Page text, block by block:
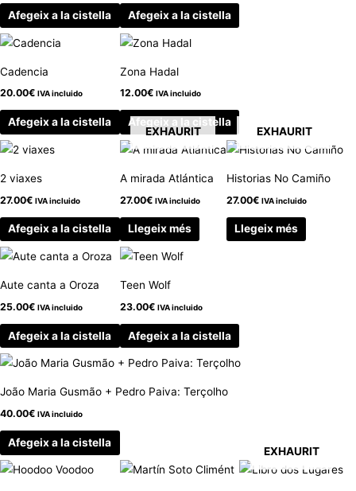
Afegeix a la cistella Afegeix a la cistella
Cadencia
20.00€ IVA incluido
Afegeix a la cistella
Zona Hadal
12.00€ IVA incluido
Afegeix a la cistella
2 viaxes
27.00€ IVA incluido
Afegeix a la cistella
EXHAURIT
A mirada Atlántica
27.00€ IVA incluido
Llegeix més
EXHAURIT
Historias No Camiño
27.00€ IVA incluido
Llegeix més
Aute canta a Oroza
25.00€ IVA incluido
Afegeix a la cistella
Teen Wolf
23.00€ IVA incluido
Afegeix a la cistella
João Maria Gusmão + Pedro Paiva: Terçolho
40.00€ IVA incluido
Afegeix a la cistella
EXHAURIT